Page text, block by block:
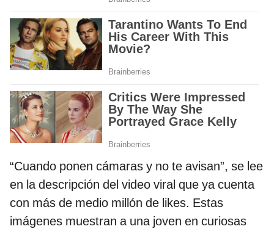
“Cuando ponen cámaras y no te avisan”, se lee
en la descripción del video viral que ya cuenta
con más de medio millón de likes. Estas
imágenes muestran a una joven en curiosas